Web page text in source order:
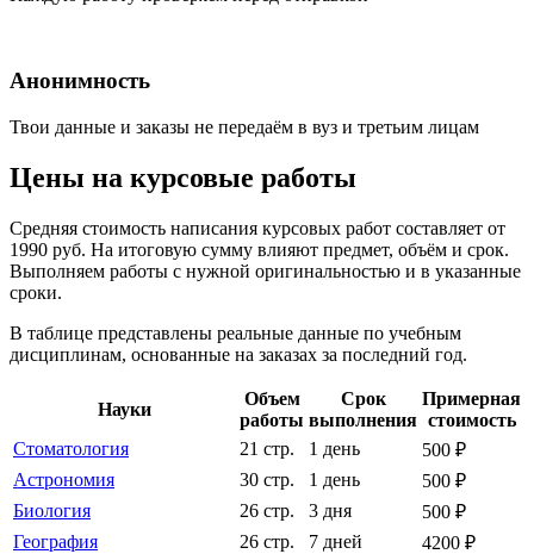
Анонимность
Твои данные и заказы не передаём в вуз и третьим лицам
Цены на курсовые работы
Средняя стоимость написания курсовых работ составляет от
1990 руб. На итоговую сумму влияют предмет, объём и срок.
Выполняем работы с нужной оригинальностью и в указанные
сроки.
В таблице представлены реальные данные по учебным
дисциплинам, основанные на заказах за последний год.
Науки
Объем
работы
Срок
выполнения
Примерная
стоимость
Стоматология
21 стр. 1 день
500 ₽
Астрономия
30 стр. 1 день
500 ₽
Биология
26 стр. 3 дня
500 ₽
География
26 стр. 7 дней
4200 ₽